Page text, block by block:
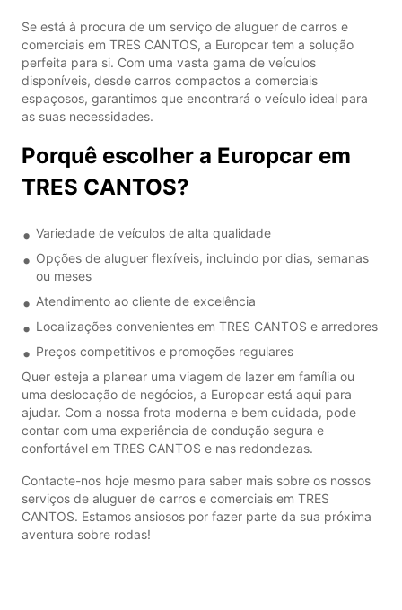
Se está à procura de um serviço de aluguer de carros e
comerciais em TRES CANTOS, a Europcar tem a solução
perfeita para si. Com uma vasta gama de veículos
disponíveis, desde carros compactos a comerciais
espaçosos, garantimos que encontrará o veículo ideal para
as suas necessidades.
Porquê escolher a Europcar em
TRES CANTOS?
Variedade de veículos de alta qualidade
Opções de aluguer flexíveis, incluindo por dias, semanas
ou meses
Atendimento ao cliente de excelência
Localizações convenientes em TRES CANTOS e arredores
Preços competitivos e promoções regulares
Quer esteja a planear uma viagem de lazer em família ou
uma deslocação de negócios, a Europcar está aqui para
ajudar. Com a nossa frota moderna e bem cuidada, pode
contar com uma experiência de condução segura e
confortável em TRES CANTOS e nas redondezas.
Contacte-nos hoje mesmo para saber mais sobre os nossos
serviços de aluguer de carros e comerciais em TRES
CANTOS. Estamos ansiosos por fazer parte da sua próxima
aventura sobre rodas!